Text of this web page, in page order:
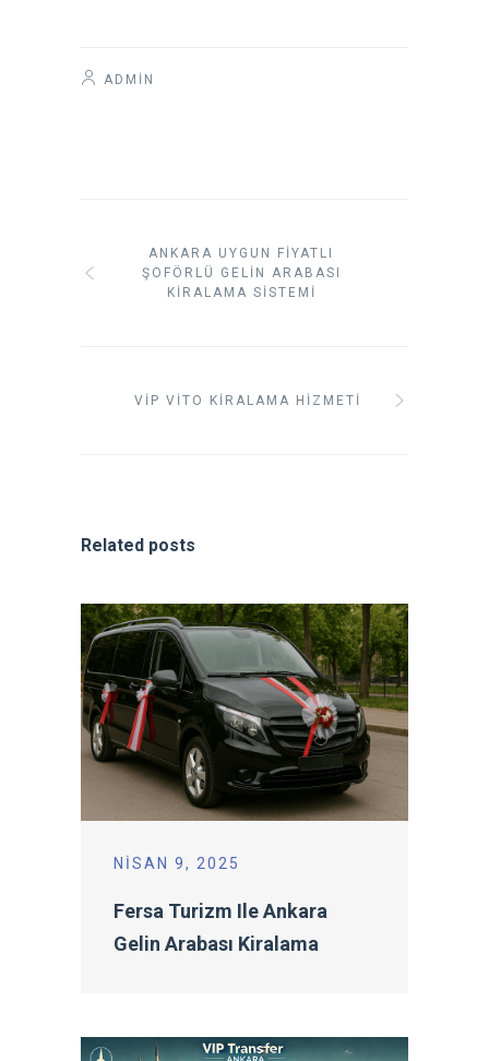
ADMIN
ANKARA UYGUN FIYATLI
ŞOFÖRLÜ GELIN ARABASI
KIRALAMA SISTEMI
VIP VITO KIRALAMA HIZMETI
Related posts
NISAN 9, 2025
Fersa Turizm Ile Ankara
Gelin Arabası Kiralama